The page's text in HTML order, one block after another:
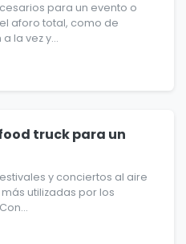
para un evento o
aforo total, como de
la vez y...
truck para un
y conciertos al aire
utilizadas por los